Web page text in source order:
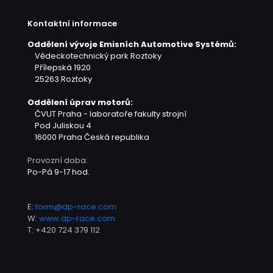
Kontaktní informace
Oddělení vývoje Emisních Automotive Systémů:
Vědeckotechnický park Roztoky
Přílepská 1920
25263 Roztoky
Oddělení úprav motorů:
ČVUT Praha - laboratoře fakulty strojní
Pod Juliskou 4
16000 Praha Česká republika
Provozní doba:
Po-Pá 9-17 hod.
E: form@dp-race.com
W: www.dp-race.com
T: +420 724 379 112